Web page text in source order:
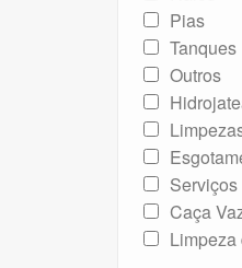
Pias
Tanques
Outros
Caça